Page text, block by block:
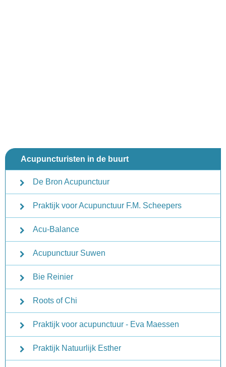
Acupuncturisten in de buurt
De Bron Acupunctuur
Praktijk voor Acupunctuur F.M. Scheepers
Acu-Balance
Acupunctuur Suwen
Bie Reinier
Roots of Chi
Praktijk voor acupunctuur - Eva Maessen
Praktijk Natuurlijk Esther